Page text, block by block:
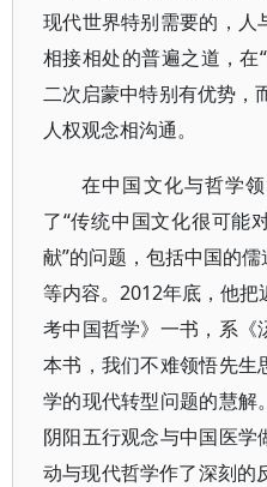
现代世界特别需要的，人
相接相处的普遍之道，在
二次启蒙中特别有优势，
人权观念相沟通。
在中国文化与哲学
了“传统中国文化很可能
献”的问题，包括中国的
等内容。2012年底，他
考中国哲学》一书，系《
本书，我们不难领悟先生
学的现代转型问题的慧解
阴阳五行观念与中国医学
动与现代哲学作了深刻的